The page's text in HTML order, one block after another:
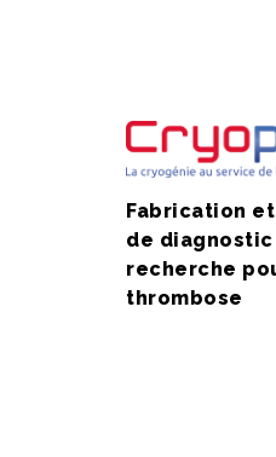
Fabrication
de
recherche
thrombose